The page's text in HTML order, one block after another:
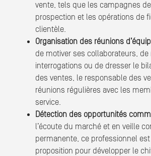
vente, tels que les campagnes
prospection et les opérations de
clientèle.
Organisation des réunions
de motiver ses collaborateurs, de
interrogations ou de dresser le
des ventes, le responsable des
réunions régulières avec les
service.
Détection des opportunités
l’écoute du marché et en veille
permanente, ce professionnel
proposition pour développer le